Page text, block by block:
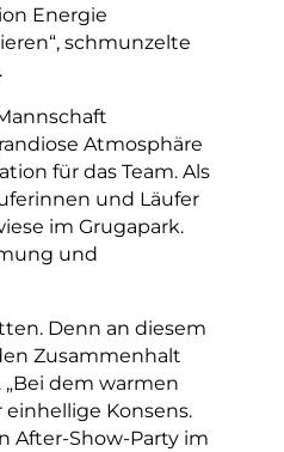
Energie
schmunzelte
Atmosphäre
für das Team. Als
und Läufer
im Grugapark.
und
Denn an diesem
Zusammenhalt
dem warmen
Konsens.
After-Show-Party im